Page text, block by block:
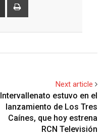
Share
Next article
Intervallenato estuvo en el
lanzamiento de Los Tres
Caínes, que hoy estrena
RCN Televisión